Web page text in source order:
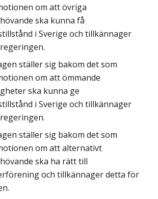
om att övriga
ska kunna få
i Sverige och tillkännager
ställer sig bakom det som
om att ömmande
ska kunna ge
i Sverige och tillkännager
ställer sig bakom det som
om att alternativt
ska ha rätt till
och tillkännager detta för